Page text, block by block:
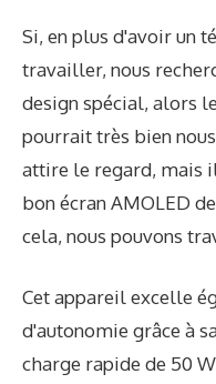
Si, en plus d'avoir un
travailler, nous
design spécial, alors
pourrait très bien
attire le regard, mais
bon écran AMOLED
cela, nous pouvons
Cet appareil excelle
d'autonomie grâce à
charge rapide de 50